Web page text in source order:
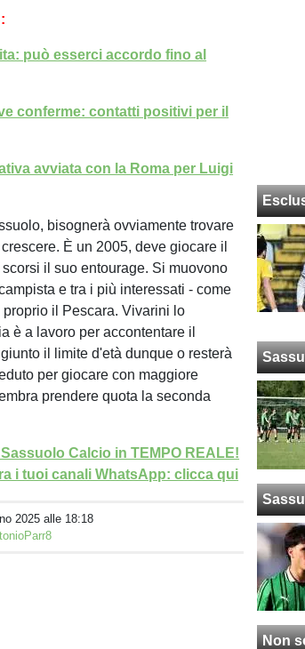
può esserci accordo fino al
conferme: contatti positivi per il
avviata con la Roma per Luigi
bisognerà ovviamente trovare
È un 2005, deve giocare il
il suo entourage. Si muovono
e tra i più interessati - come
il Pescara. Vivarini lo
è a lavoro per accontentare il
il limite d'età dunque o resterà
per giocare con maggiore
prendere quota la seconda
Calcio in TEMPO REALE!
i tuoi canali WhatsApp: clicca qui
2025 alle 18:18
Non